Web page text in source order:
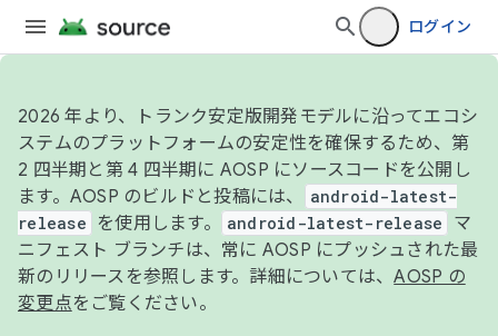
ログイン
2026 年より、トランク安定版開発モデルに沿ってエコシ
ステムのプラットフォームの安定性を確保するため、第
2 四半期と第 4 四半期に AOSP にソースコードを公開し
ます。AOSP のビルドと投稿には、
android-latest-
release
を使用します。 android-latest-release
マ
ニフェスト ブランチは、常に AOSP にプッシュされた最
新のリリースを参照します。詳細については、AOSP の
変更点をご覧ください。